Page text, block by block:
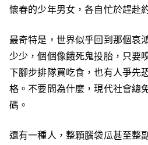
懷春的少年男女，各自忙於趕赴
最奇特是，世界似乎回到那個哀
少少，個個像餓死鬼投胎，只要
下腳步排隊買吃食，也有人爭先
格。不要問為什麼，現代社會總
碼。
還有一種人，整顆腦袋瓜甚至整